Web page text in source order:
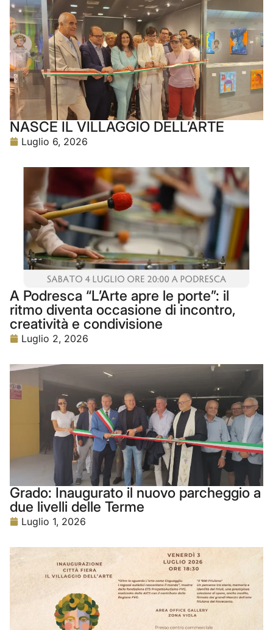
NASCE IL VILLAGGIO DELL’ARTE
Luglio 6, 2026
A Podresca “L’Arte apre le porte”: il
ritmo diventa occasione di incontro,
creatività e condivisione
Luglio 2, 2026
Grado: Inaugurato il nuovo parcheggio a
due livelli delle Terme
Luglio 1, 2026